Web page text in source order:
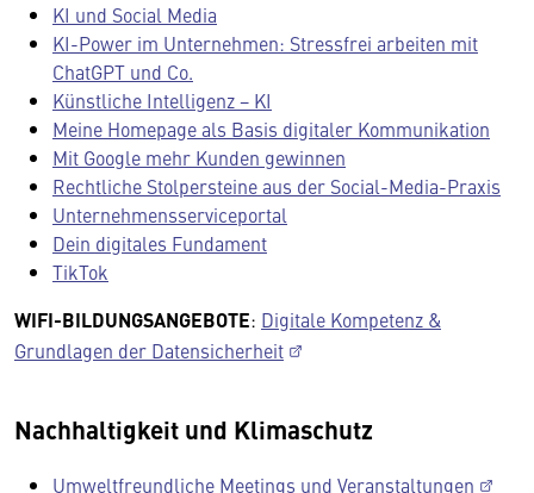
KI und Social Media
KI-Power im Unternehmen: Stressfrei arbeiten mit
ChatGPT und Co.
Künstliche Intelligenz − KI
Meine Homepage als Basis digitaler Kommunikation
Mit Google mehr Kunden gewinnen
Rechtliche Stolpersteine aus der Social-Media-Praxis
Unternehmensserviceportal
Dein digitales Fundament
TikTok
WIFI-BILDUNGSANGEBOTE: Digitale Kompetenz &
Grundlagen der Datensicherheit
Nachhaltigkeit und Klimaschutz
Umweltfreundliche Meetings und Veranstaltungen